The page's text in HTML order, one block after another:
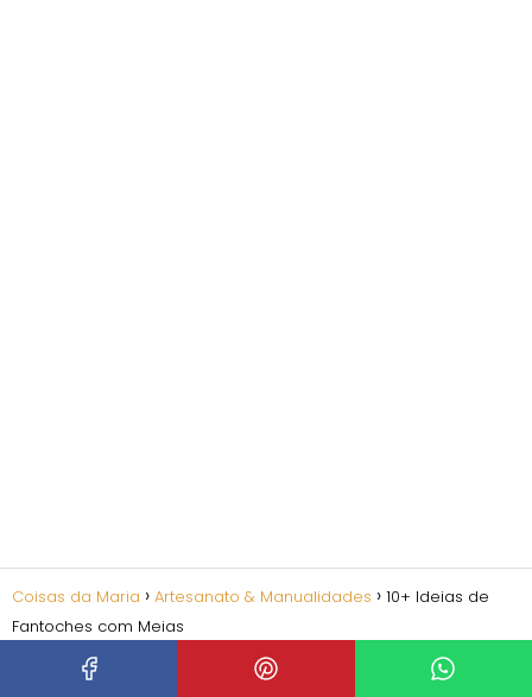
Coisas da Maria Artesanato & Manualidades
10+ Ideias de
Fantoches com Meias